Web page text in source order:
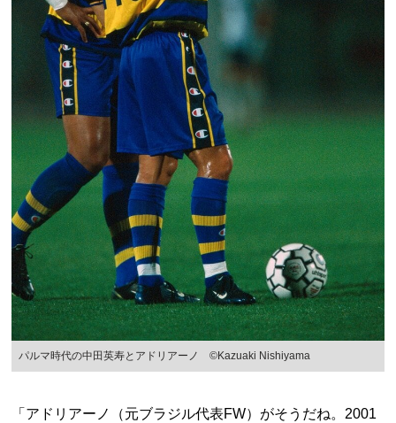
パルマ時代の中田英寿とアドリアーノ ©Kazuaki Nishiyama
「アドリアーノ（元ブラジル代表FW）がそうだね。2001